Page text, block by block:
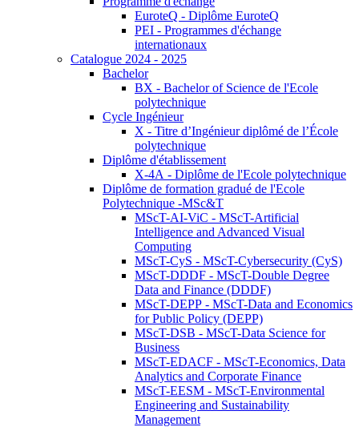
EuroteQ - Diplôme EuroteQ
PEI - Programmes d'échange
internationaux
Catalogue 2024 - 2025
Bachelor
BX - Bachelor of Science de l'Ecole
polytechnique
Cycle Ingénieur
X - Titre d’Ingénieur diplômé de l’École
polytechnique
Diplôme d'établissement
X-4A - Diplôme de l'Ecole polytechnique
Diplôme de formation gradué de l'Ecole
Polytechnique -MSc&T
MScT-AI-ViC - MScT-Artificial
Intelligence and Advanced Visual
Computing
MScT-CyS - MScT-Cybersecurity (CyS)
MScT-DDDF - MScT-Double Degree
Data and Finance (DDDF)
MScT-DEPP - MScT-Data and Economics
for Public Policy (DEPP)
MScT-DSB - MScT-Data Science for
Business
MScT-EDACF - MScT-Economics, Data
Analytics and Corporate Finance
MScT-EESM - MScT-Environmental
Engineering and Sustainability
Management